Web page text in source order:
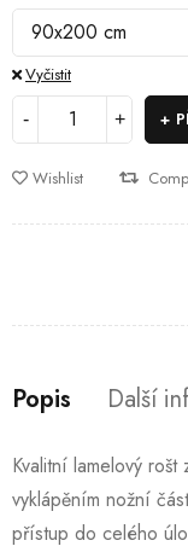
Vyčistit
Wishlist
Popis Další
Kvalitní lamelový
vyklápěním nožní
přístup do celého